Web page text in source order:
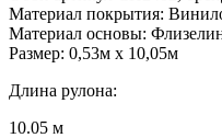
Материал покрытия:
Материал основы:
Размер: 0,53м x 10,05м
Длина рулона:
10.05 м